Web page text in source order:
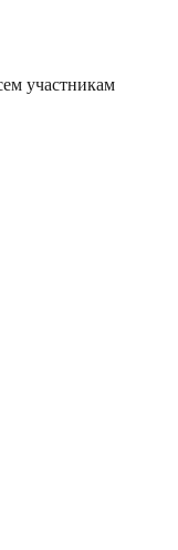
участникам